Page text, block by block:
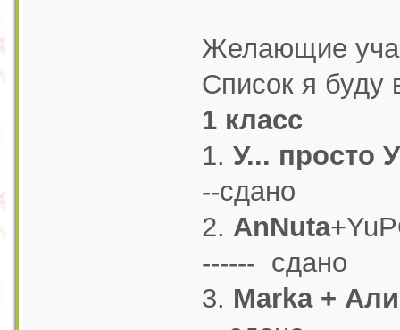
Желающие
Список я буду
1 класс
1. У... просто У
--сдано
2. AnNuta
------ сдано
3. Marka +